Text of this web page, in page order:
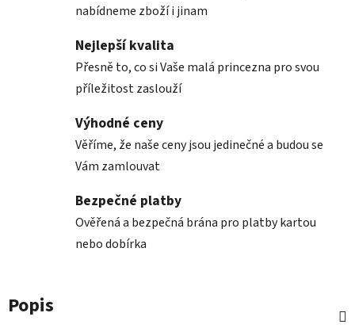
nabídneme zboží i jinam
Nejlepší kvalita
Přesně to, co si Vaše malá princezna pro svou
příležitost zaslouží
Výhodné ceny
Věříme, že naše ceny jsou jedinečné a budou se
Vám zamlouvat
Bezpečné platby
Ověřená a bezpečná brána pro platby kartou
nebo dobírka
Popis